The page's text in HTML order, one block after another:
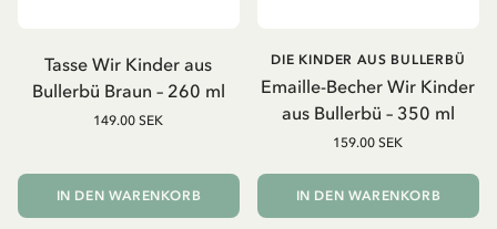
Tasse Wir Kinder aus
Bullerbü Braun – 260 ml
149.00 SEK
IN DEN WARENKORB
Emaille-Becher Wir Kinder
aus Bullerbü – 350 ml
DIE KINDER AUS BULLERBÜ
159.00 SEK
IN DEN WARENKORB